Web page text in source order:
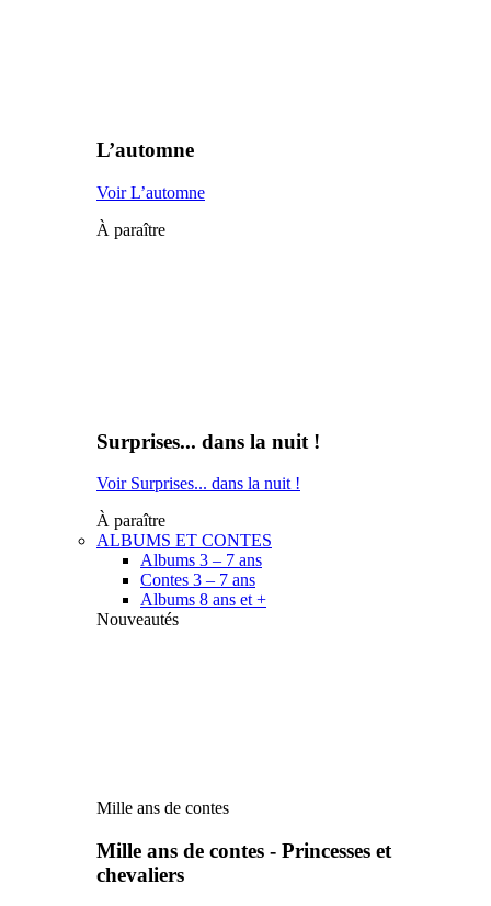
L’automne
Voir L’automne
À paraître
Surprises... dans la nuit !
Voir Surprises... dans la nuit !
À paraître
ALBUMS ET CONTES
Albums 3 – 7 ans
Contes 3 – 7 ans
Albums 8 ans et +
Nouveautés
Mille ans de contes
Mille ans de contes - Princesses et
chevaliers